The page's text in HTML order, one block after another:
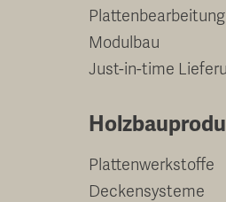
Plattenbearbeitung
Modulbau
Just-in-time
Plattenwerkstoffe
Deckensysteme